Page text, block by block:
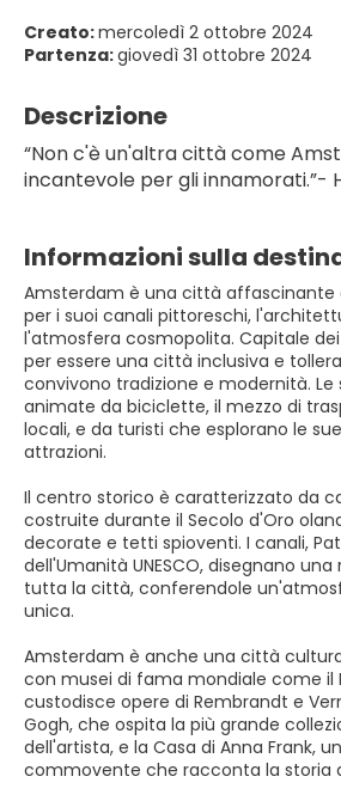
Creato:mercoledì 2 ottobre 2024
Partenza:giovedì 31 ottobre 2024
Descrizione
“Non c'è un'altra città come
incantevole per gli innamorati.”-
Informazioni sulla
Amsterdam è una città affascinante
per i suoi canali pittoreschi,
l'atmosfera cosmopolita. Capitale dei
per essere una città inclusiva e
convivono tradizione e modernità. Le
animate da biciclette, il mezzo di
locali, e da turisti che esplorano le
attrazioni.
Il centro storico è caratterizzato da
costruite durante il Secolo d'Oro
decorate e tetti spioventi. I canali,
dell'Umanità UNESCO, disegnano
tutta la città, conferendole
unica.
Amsterdam è anche una città
con musei di fama mondiale come il
custodisce opere di Rembrandt e
Gogh, che ospita la più grande
dell'artista, e la Casa di Anna Frank,
commovente che racconta la storia